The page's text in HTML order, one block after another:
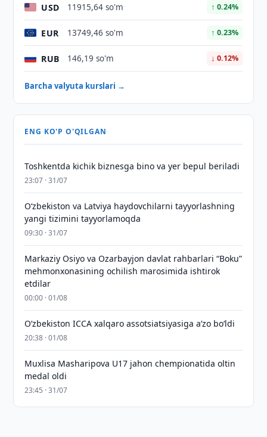
USD 11915,64 so'm ↑ 0.24%
EUR 13749,46 so'm ↑ 0.23%
RUB 146,19 so'm ↓ 0.12%
Barcha valyuta kurslari →
ENG KO'P O'QILGAN
Toshkentda kichik biznesga bino va yer bepul beriladi
23:07 · 31/07
Oʻzbekiston va Latviya haydovchilarni tayyorlashning
yangi tizimini tayyorlamoqda
09:30 · 31/07
Markaziy Osiyo va Ozarbayjon davlat rahbarlari “Boku”
mehmonxonasining ochilish marosimida ishtirok
etdilar
00:00 · 01/08
O‘zbekiston ICCA xalqaro assotsiatsiyasiga aʼzo bo‘ldi
20:38 · 01/08
Muxlisa Masharipova U17 jahon chempionatida oltin
medal oldi
23:45 · 31/07